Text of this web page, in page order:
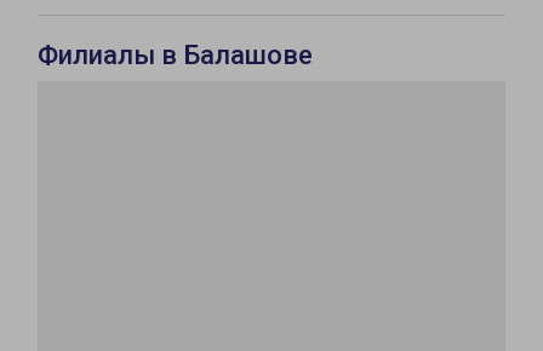
Филиалы в Балашове